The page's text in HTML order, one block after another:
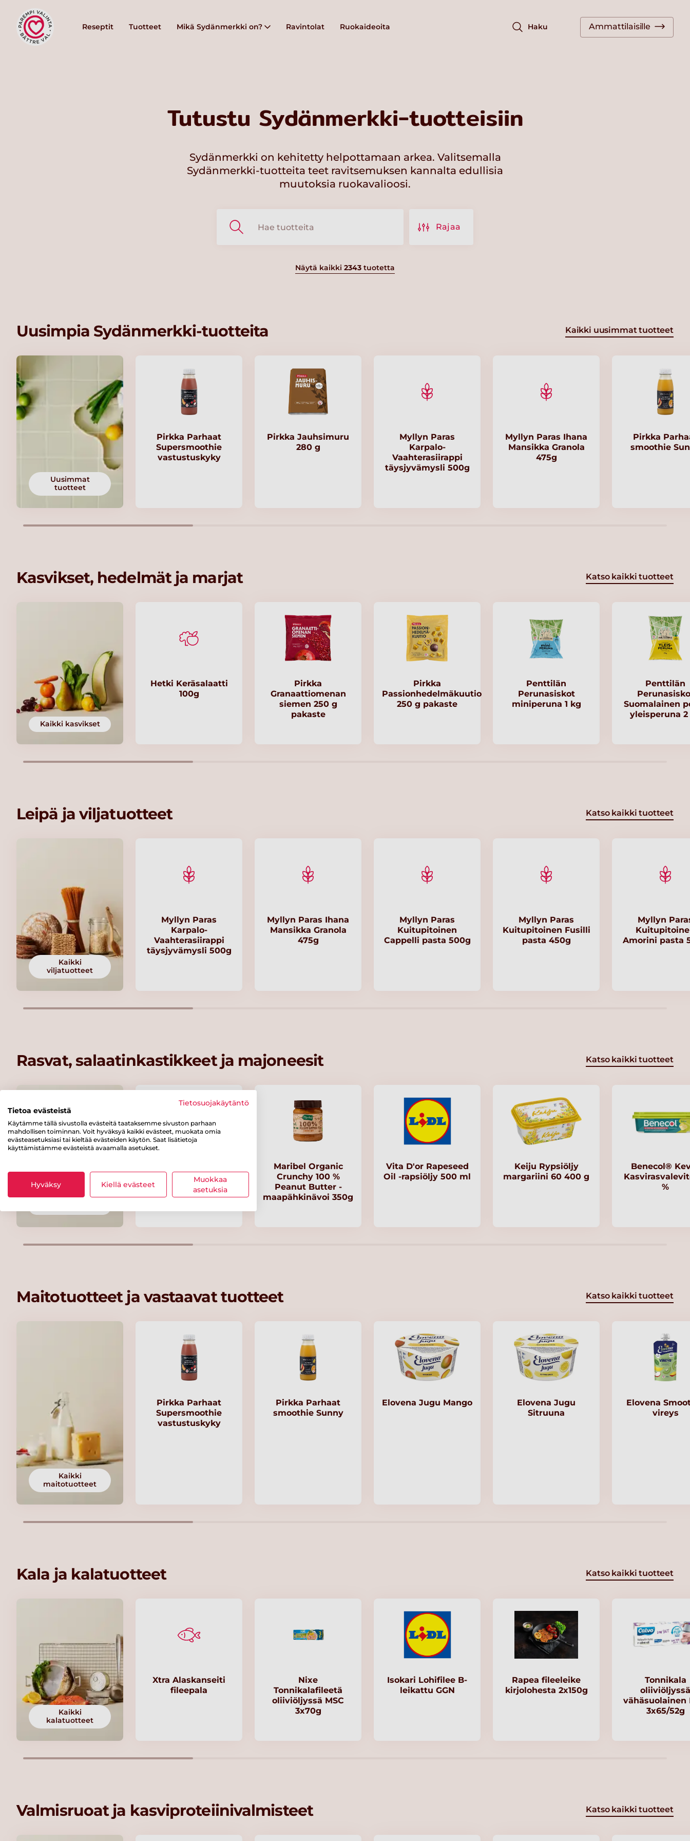
Reseptit Tuotteet Mikä Sydänmerkki on? Ravintolat Ruokaideoita Haku Ammattilaisille
Tutustu Sydänmerkki-tuotteisiin
Sydänmerkki on kehitetty helpottamaan arkea. Valitsemalla
Sydänmerkki-tuotteita teet ravitsemuksen kannalta edullisia
muutoksia ruokavalioosi.
Rajaa
Näytä kaikki 2343 tuotetta
Uusimpia Sydänmerkki-tuotteita Kaikki uusimmat tuotteet
Uusimmat
tuotteet
Pirkka Parhaat
Supersmoothie
vastustuskyky
Pirkka Jauhsimuru
280 g
Myllyn Paras
Karpalo-
Vaahterasiirappi
täysjyvämysli 500g
Myllyn Paras Ihana
Mansikka Granola
475g
Pirkka
smoothie
Kasvikset, hedelmät ja marjat Katso kaikki tuotteet
Kaikki kasvikset
Hetki Keräsalaatti
100g
Pirkka
Granaattiomenan
siemen 250 g
pakaste
Pirkka
Passionhedelmäkuutio
250 g pakaste
Penttilän
Perunasiskot
miniperuna 1 kg
Penttilän
Suomalainen
yleisperuna 2
Leipä ja viljatuotteet Katso kaikki tuotteet
Kaikki
viljatuotteet
Myllyn Paras
Karpalo-
Vaahterasiirappi
täysjyvämysli 500g
Myllyn Paras Ihana
Mansikka Granola
475g
Myllyn Paras
Kuitupitoinen
Cappelli pasta 500g
Myllyn Paras
Kuitupitoinen Fusilli
pasta 450g
Myllyn
Amorini pasta
Rasvat, salaatinkastikkeet ja majoneesit Katso kaikki tuotteet
Smooth 100 %
Peanut Butter -
maapähkinävoi 350g
Maribel Organic
Crunchy 100 %
Peanut Butter -
maapähkinävoi 350g
Vita D'or Rapeseed
Oil -rapsiöljy 500 ml
Keiju Rypsiöljy
margariini 60 400 g
Benecol®
%
Maitotuotteet ja vastaavat tuotteet Katso kaikki tuotteet
Kaikki
maitotuotteet
Pirkka Parhaat
Supersmoothie
vastustuskyky
Pirkka Parhaat
smoothie Sunny
Elovena Jugu Mango
Elovena Jugu
Sitruuna
Elovena
vireys
Kala ja kalatuotteet Katso kaikki tuotteet
Kaikki
kalatuotteet
Xtra Alaskanseiti
fileepala
Nixe
Tonnikalafileetä
oliiviöljyssä MSC
3x70g
Isokari Lohifilee B-
leikattu GGN
Rapea fileeleike
kirjolohesta 2x150g
Tonnikala
oliiviöljyssä
vähäsuolainen
3x65/52g
Valmisruoat ja kasviproteiinivalmisteet Katso kaikki tuotteet
Tietosuojakäytäntö
Tietoa evästeistä
Käytämme tällä sivustolla evästeitä taataksemme sivuston parhaan
mahdollisen toiminnan. Voit hyväksyä kaikki evästeet, muokata omia
evästeasetuksiasi tai kieltää evästeiden käytön. Saat lisätietoja
käyttämistämme evästeistä avaamalla asetukset.
Hyväksy Kiellä evästeet
Muokkaa
asetuksia